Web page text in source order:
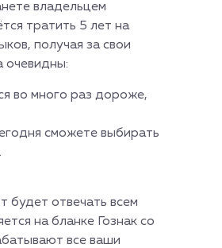
владельцем
тратить 5 лет на
получая за свои
очевидны:
во много раз дороже,
сможете выбирать
будет отвечать всем
на бланке Гознак со
все ваши